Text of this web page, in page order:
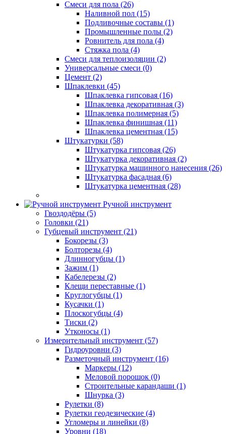
Смеси для пола (26)
Наливной пол (15)
Подливочные составы (1)
Промышленные полы (2)
Ровнитель для пола (4)
Стяжка пола (4)
Смеси для теплоизоляции (2)
Универсальные смеси (0)
Цемент (2)
Шпаклевки (45)
Шпаклевка гипсовая (16)
Шпаклевка декоративная (3)
Шпаклевка полимерная (5)
Шпаклевка финишная (11)
Шпаклевка цементная (15)
Штукатурки (58)
Штукатурка гипсовая (26)
Штукатурка декоративная (2)
Штукатурка машинного нанесения (26)
Штукатурка фасадная (6)
Штукатурка цементная (28)
Ручной инструмент
Гвоздодёры (5)
Головки (21)
Губцевый инструмент (21)
Бокорезы (3)
Болторезы (4)
Длинногубцы (1)
Зажим (1)
Кабелерезы (2)
Клещи переставные (1)
Круглогубцы (1)
Кусачки (1)
Плоскогубцы (4)
Тиски (2)
Утконосы (1)
Измерительный инструмент (57)
Гидроуровни (3)
Разметочный инструмент (16)
Маркеры (12)
Меловой порошок (0)
Строительные карандаши (1)
Шнурка (3)
Рулетки (8)
Рулетки геодезические (4)
Угломеры и линейки (8)
Уровни (18)